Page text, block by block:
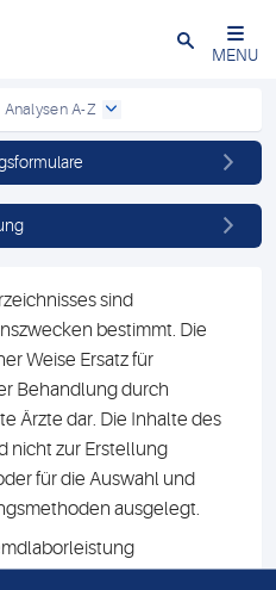
Schließen
MENU
Analysen A-Z
sind
bestimmt. Die
Weise Ersatz für
Behandlung durch
Ärzte dar. Die Inhalte des
nicht zur Erstellung
für die Auswahl und
ausgelegt.